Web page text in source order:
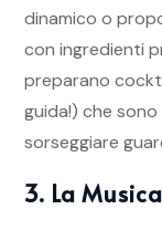
dinamico o
con ingredienti
preparano
guida!) che
sorseggiare
3. La